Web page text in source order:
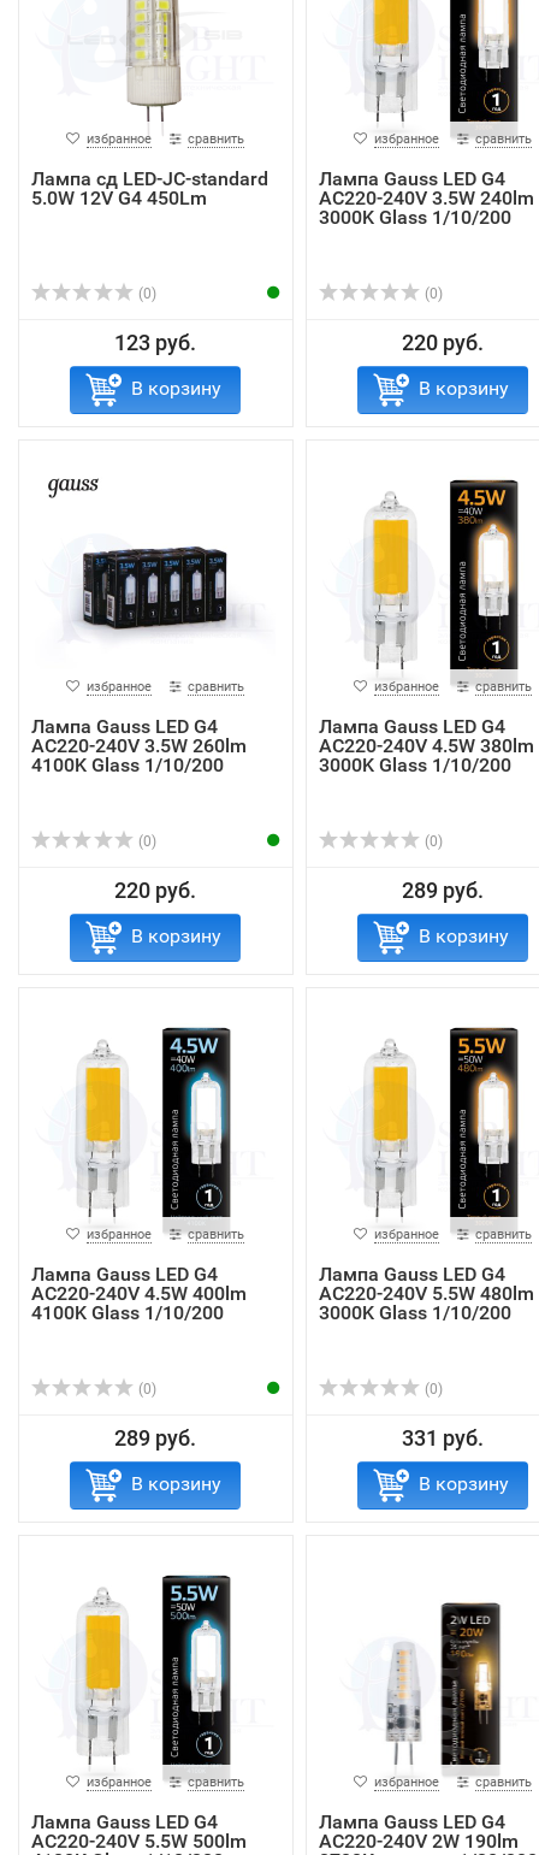
избранное сравнить
Лампа сд LED-JC-standard
5.0W 12V G4 450Lm
(0)
123 руб.
В корзину
избранное сравнить
Лампа Gauss LED G4
AC220-240V 3.5W 240lm
3000K Glass 1/10/200
(0)
220 руб.
В корзину
избранное сравнить
Лампа Gauss LED G4
AC220-240V 3.5W 260lm
4100K Glass 1/10/200
(0)
220 руб.
В корзину
избранное сравнить
Лампа Gauss LED G4
AC220-240V 4.5W 380lm
3000K Glass 1/10/200
(0)
289 руб.
В корзину
избранное сравнить
Лампа Gauss LED G4
AC220-240V 4.5W 400lm
4100K Glass 1/10/200
(0)
289 руб.
В корзину
избранное сравнить
Лампа Gauss LED G4
AC220-240V 5.5W 480lm
3000K Glass 1/10/200
(0)
331 руб.
В корзину
избранное сравнить
Лампа Gauss LED G4
AC220-240V 5.5W 500lm
избранное сравнить
Лампа Gauss LED G4
AC220-240V 2W 190lm